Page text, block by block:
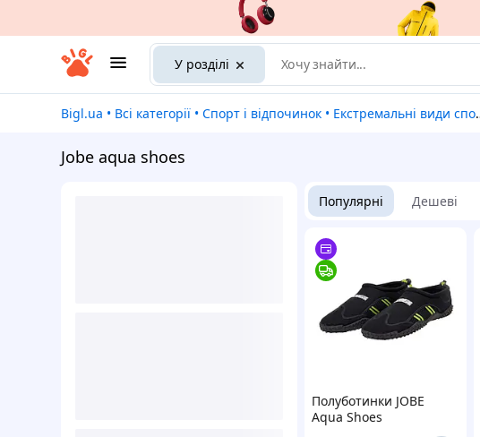
У розділі
Bigl.ua • Всі категорії • Спорт і відпочинок • Екстремальні види спорту
Jobe aqua shoes
Популярні Дешеві
Полуботинки JOBE
Aqua Shoes